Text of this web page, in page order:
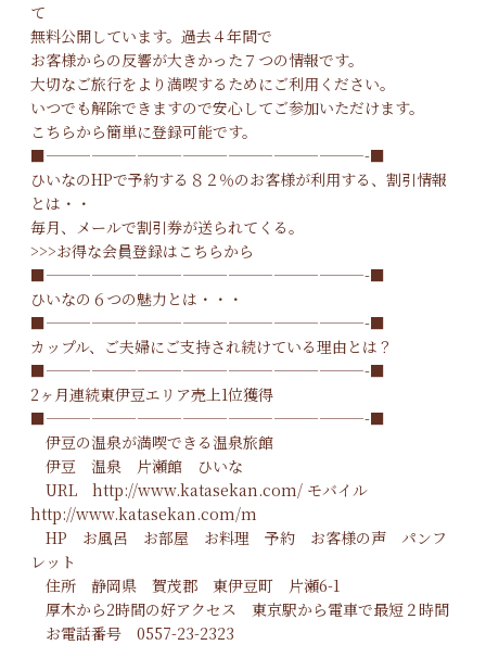
て
無料公開しています。過去４年間で
お客様からの反響が大きかった７つの情報です。
大切なご旅行をより満喫するためにご利用ください。
いつでも解除できますので安心してご参加いただけます。
こちらから簡単に登録可能です。
■—————————————————————-■
ひいなのHPで予約する８２％のお客様が利用する、割引情報
とは・・
毎月、メールで割引券が送られてくる。
>>>お得な会員登録はこちらから
■—————————————————————-■
ひいなの６つの魅力とは・・・
■—————————————————————-■
カップル、ご夫婦にご支持され続けている理由とは？
■—————————————————————-■
2ヶ月連続東伊豆エリア売上1位獲得
■—————————————————————-■
伊豆の温泉が満喫できる温泉旅館
伊豆 温泉片瀬館 ひいな
URL http://www.katasekan.com/モバイル
http://www.katasekan.com/m
HP お風呂 お部屋 お料理 予約 お客様の声
パンフ
レット
住所 静岡県 賀茂郡 東伊豆町 片瀬6-1
厚木から2時間の好アクセス 東京駅から電車で最短２時間
お電話番号 0557-23-2323